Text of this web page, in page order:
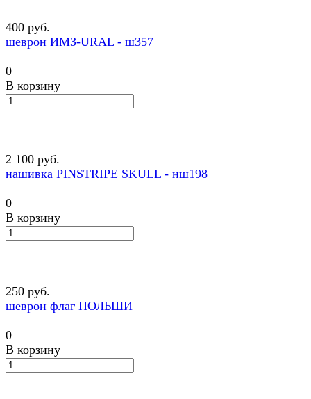
400 руб.
шеврон ИМЗ-URAL - ш357
0
В корзину
2 100 руб.
нашивка PINSTRIPE SKULL - нш198
0
В корзину
250 руб.
шеврон флаг ПОЛЬШИ
0
В корзину